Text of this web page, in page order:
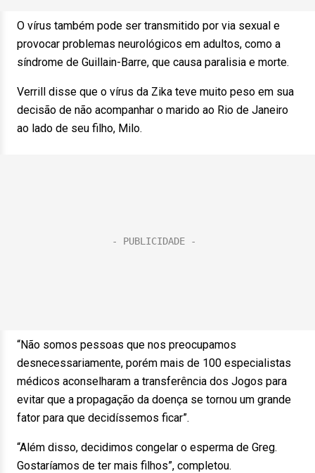
O vírus também pode ser transmitido por via sexual e
provocar problemas neurológicos em adultos, como a
síndrome de Guillain-Barre, que causa paralisia e morte.
Verrill disse que o vírus da Zika teve muito peso em sua
decisão de não acompanhar o marido ao Rio de Janeiro
ao lado de seu filho, Milo.
“Não somos pessoas que nos preocupamos
desnecessariamente, porém mais de 100 especialistas
médicos aconselharam a transferência dos Jogos para
evitar que a propagação da doença se tornou um grande
fator para que decidíssemos ficar”.
“Além disso, decidimos congelar o esperma de Greg.
Gostaríamos de ter mais filhos”, completou.